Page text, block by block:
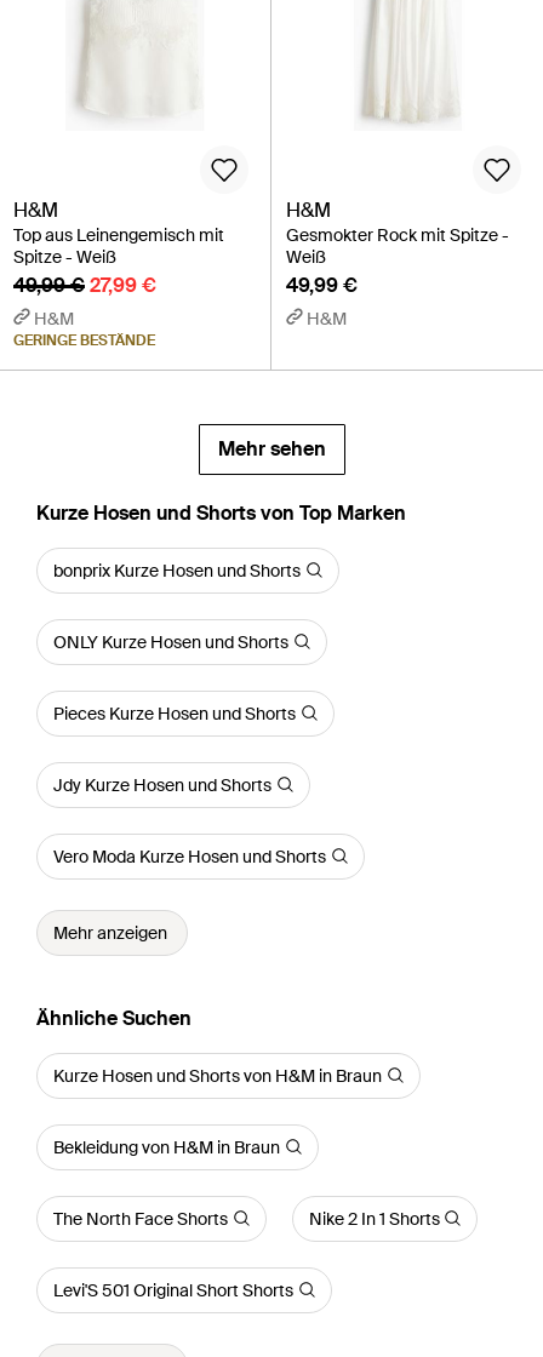
H&M
Top aus Leinengemisch mit
Spitze - Weiß
49,99 €27,99 €
H&M
GERINGE BESTÄNDE
H&M
Gesmokter Rock mit Spitze -
Weiß
49,99 €
H&M
Mehr sehen
Kurze Hosen und Shorts von Top Marken
bonprix Kurze Hosen und Shorts
ONLY Kurze Hosen und Shorts
Pieces Kurze Hosen und Shorts
Jdy Kurze Hosen und Shorts
Vero Moda Kurze Hosen und Shorts
Mehr anzeigen
Ähnliche Suchen
Kurze Hosen und Shorts von H&M in Braun
Bekleidung von H&M in Braun
The North Face Shorts Nike 2 In 1 Shorts
Levi'S 501 Original Short Shorts